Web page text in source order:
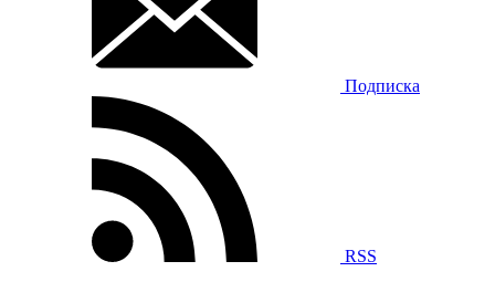
Подписка
RSS